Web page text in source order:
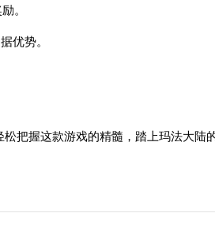
。
优势。
把握这款游戏的精髓，踏上玛法大陆